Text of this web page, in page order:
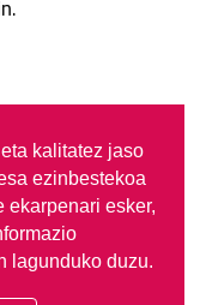
kalitatez jaso
ezinbestekoa
ekarpenari esker,
lagunduko duzu.